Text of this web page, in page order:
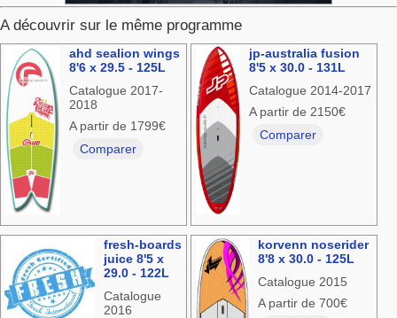
A découvrir sur le même programme
ahd sealion wings
8'6 x 29.5 - 125L
Catalogue 2017-
2018
A partir de 1799€
Comparer
jp-australia fusion
8'5 x 30.0 - 131L
Catalogue 2014-2017
A partir de 2150€
Comparer
fresh-boards
juice 8'5 x
29.0 - 122L
Catalogue
2016
korvenn noserider
8'8 x 30.0 - 125L
Catalogue 2015
A partir de 700€